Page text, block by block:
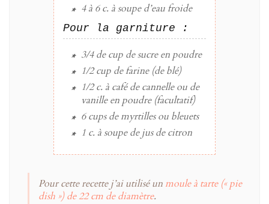
4 à 6 c. à souped’eaufroide
Pour la garniture :
3/4 de cup desucreen poudre
1/2 cup defarine(de blé)
1/2 c. à cafédecannelleou de
vanille en poudre (facultatif)
6 cupsdemyrtilles ou bleuets
1 c. à soupedejus de citron
Pour cette recette j’ai utilisé unmoule à tarte (« pie
dish ») de 22 cm de diamètre.